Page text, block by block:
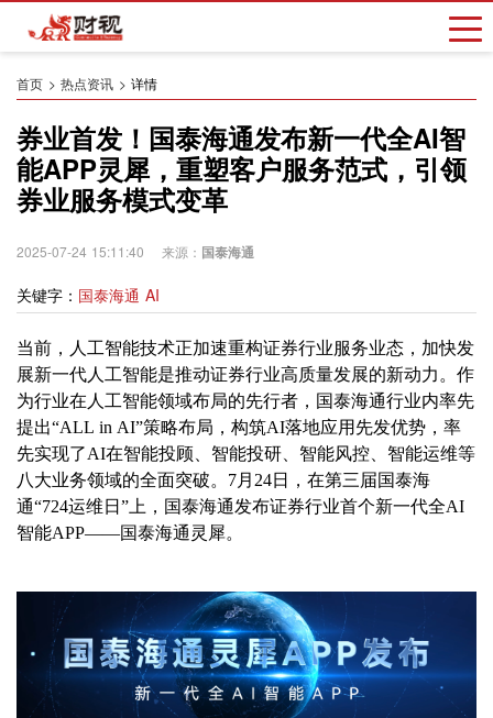
首页 热点资讯 详情
券业首发！国泰海通发布新一代全AI智
能APP灵犀，重塑客户服务范式，引领
券业服务模式变革
2025-07-24 15:11:40 来源： 国泰海通
关键字： 国泰海通 AI
当前，人工智能技术正加速重构证券行业服务业态，加快发
展新一代人工智能是推动证券行业高质量发展的新动力。作
为行业在人工智能领域布局的先行者，国泰海通行业内率先
提出“ALL in AI”策略布局，构筑AI落地应用先发优势，率
先实现了AI在智能投顾、智能投研、智能风控、智能运维等
八大业务领域的全面突破。7月24日，在第三届国泰海
通“724运维日”上，国泰海通发布证券行业首个新一代全AI
智能APP——国泰海通灵犀。